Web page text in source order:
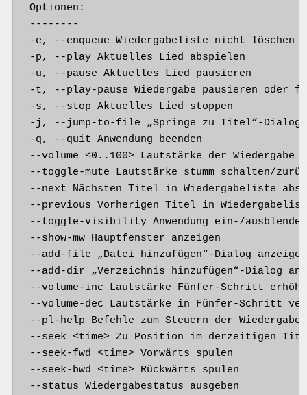
Optionen:
--------
-e, --enqueue Wiedergabeliste nicht löschen
-p, --play Aktuelles Lied abspielen
-u, --pause Aktuelles Lied pausieren
-t, --play-pause Wiedergabe pausieren oder
-s, --stop Aktuelles Lied stoppen
-j, --jump-to-file „Springe zu Titel“-Dialog
-q, --quit Anwendung beenden
--volume <0..100> Lautstärke der
--toggle-mute Lautstärke stumm schalten/
--next Nächsten Titel in Wiedergabeliste
--previous Vorherigen Titel in
--toggle-visibility Anwendung ein-/ausblenden
--show-mw Hauptfenster anzeigen
--add-file „Datei hinzufügen“-Dialog anzeigen
--add-dir „Verzeichnis hinzufügen“-Dialog
--volume-inc Lautstärke Fünfer-Schritt
--volume-dec Lautstärke in Fünfer-Schritt
--pl-help Befehle zum Steuern der
--seek <time> Zu Position im derzeitigen
--seek-fwd <time> Vorwärts spulen
--seek-bwd <time> Rückwärts spulen
--status Wiedergabestatus ausgeben